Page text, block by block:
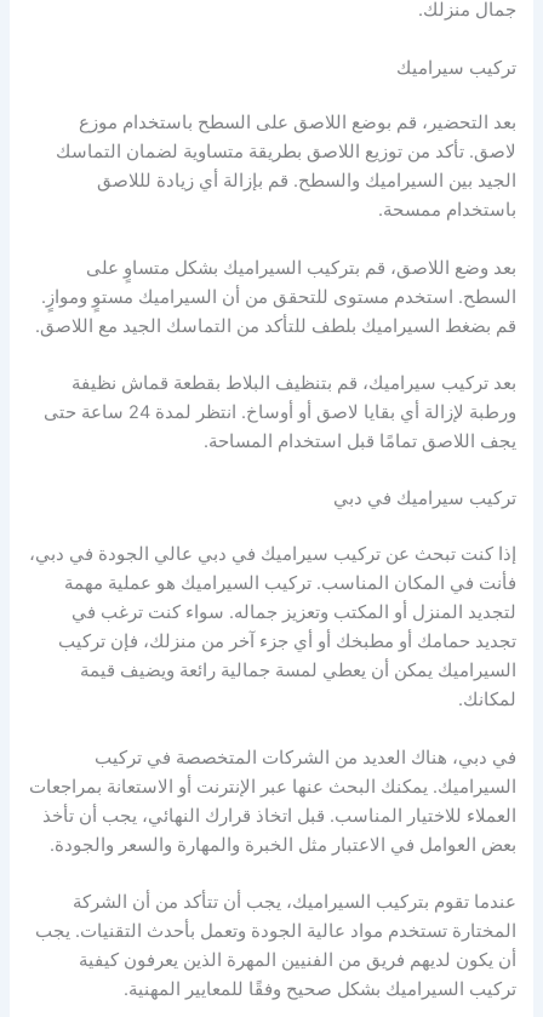
جمال منزلك.
تركيب سيراميك
بعد التحضير، قم بوضع اللاصق على السطح باستخدام موزع
لاصق. تأكد من توزيع اللاصق بطريقة متساوية لضمان التماسك
الجيد بين السيراميك والسطح. قم بإزالة أي زيادة لللاصق
باستخدام ممسحة.
بعد وضع اللاصق، قم بتركيب السيراميك بشكل متساوٍ على
السطح. استخدم مستوى للتحقق من أن السيراميك مستوٍ وموازٍ.
قم بضغط السيراميك بلطف للتأكد من التماسك الجيد مع اللاصق.
بعد تركيب سيراميك، قم بتنظيف البلاط بقطعة قماش نظيفة
ورطبة لإزالة أي بقايا لاصق أو أوساخ. انتظر لمدة 24 ساعة حتى
يجف اللاصق تمامًا قبل استخدام المساحة.
تركيب سيراميك في دبي
إذا كنت تبحث عن تركيب سيراميك في دبي عالي الجودة في دبي،
فأنت في المكان المناسب. تركيب السيراميك هو عملية مهمة
لتجديد المنزل أو المكتب وتعزيز جماله. سواء كنت ترغب في
تجديد حمامك أو مطبخك أو أي جزء آخر من منزلك، فإن تركيب
السيراميك يمكن أن يعطي لمسة جمالية رائعة ويضيف قيمة
لمكانك.
في دبي، هناك العديد من الشركات المتخصصة في تركيب
السيراميك. يمكنك البحث عنها عبر الإنترنت أو الاستعانة بمراجعات
العملاء للاختيار المناسب. قبل اتخاذ قرارك النهائي، يجب أن تأخذ
بعض العوامل في الاعتبار مثل الخبرة والمهارة والسعر والجودة.
عندما تقوم بتركيب السيراميك، يجب أن تتأكد من أن الشركة
المختارة تستخدم مواد عالية الجودة وتعمل بأحدث التقنيات. يجب
أن يكون لديهم فريق من الفنيين المهرة الذين يعرفون كيفية
تركيب السيراميك بشكل صحيح وفقًا للمعايير المهنية.